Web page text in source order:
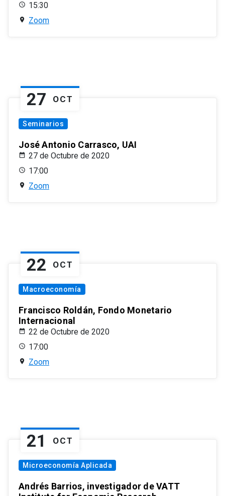
15:30
Zoom
27 OCT
Seminarios
José Antonio Carrasco, UAI
27 de Octubre de 2020
17:00
Zoom
22 OCT
Macroeconomía
Francisco Roldán, Fondo Monetario
Internacional
22 de Octubre de 2020
17:00
Zoom
21 OCT
Microeconomía Aplicada
Andrés Barrios, investigador de VATT